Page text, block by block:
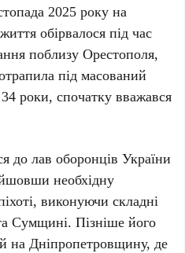
2025 року на
обірвалося під час
поблизу Орестополя,
під масований
роки, спочатку вважався
до лав оборонців України
необхідну
виконуючи складні
Сумщині. Пізніше його
на Дніпропетровщину, де